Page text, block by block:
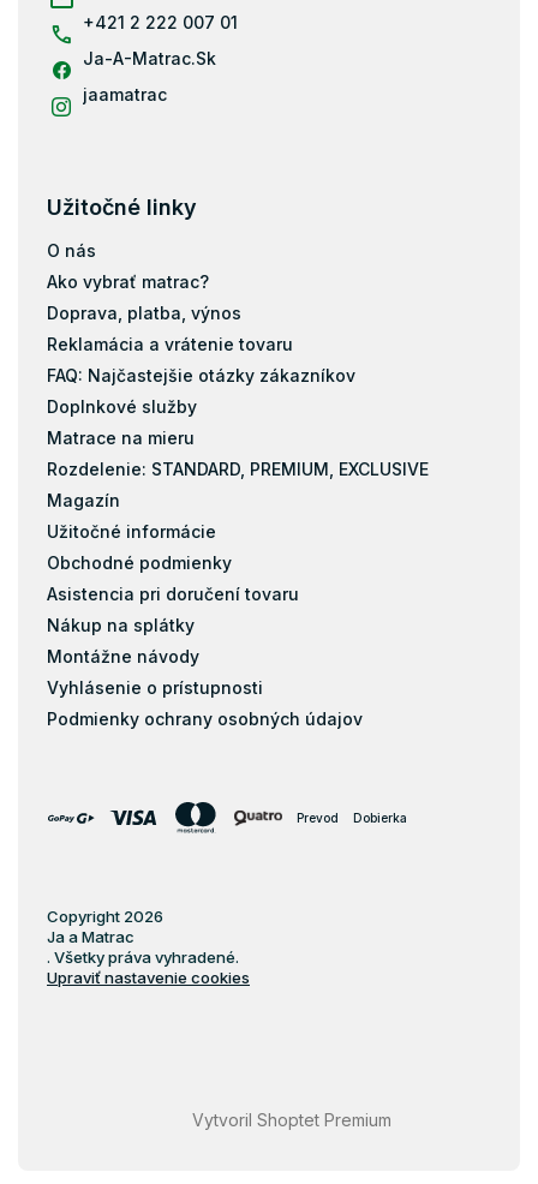
+421 2 222 007 01
Ja-A-Matrac.Sk
jaamatrac
Užitočné linky
O nás
Ako vybrať matrac?
Doprava, platba, výnos
Reklamácia a vrátenie tovaru
FAQ: Najčastejšie otázky zákazníkov
Doplnkové služby
Matrace na mieru
Rozdelenie: STANDARD, PREMIUM, EXCLUSIVE
Magazín
Užitočné informácie
Obchodné podmienky
Asistencia pri doručení tovaru
Nákup na splátky
Montážne návody
Vyhlásenie o prístupnosti
Podmienky ochrany osobných údajov
Prevod Dobierka
Vytvoril Shoptet Premium
Copyright 2026
Ja a Matrac
. Všetky práva vyhradené.
Upraviť nastavenie cookies